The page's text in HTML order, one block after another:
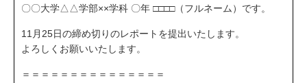
〇〇大学△△学部××学科 〇年 □□□□（フルネーム）です。
11月25日の締め切りのレポートを提出いたします。
よろしくお願いいたします。
＝＝＝＝＝＝＝＝＝＝＝＝＝＝＝